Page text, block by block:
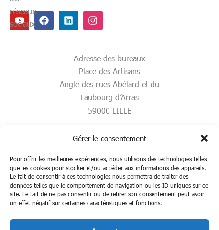
Gérer le consentement
Pour offrir les meilleures expériences, nous utilisons des technologies telles
que les cookies pour stocker et/ou accéder aux informations des appareils.
Le fait de consentir à ces technologies nous permettra de traiter des
données telles que le comportement de navigation ou les ID uniques sur ce
site. Le fait de ne pas consentir ou de retirer son consentement peut avoir
un effet négatif sur certaines caractéristiques et fonctions.
YoutubeFacebookLinkedinInstagram
réseaux
sociaux
Adresse des bureaux
Place des Artisans
Angle des rues Abélard et du
Faubourg d’Arras
59000 LILLE